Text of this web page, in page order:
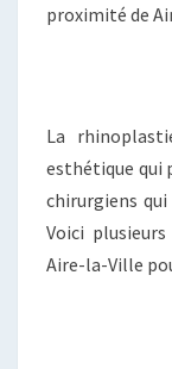
proximité de
La
esthétique qui
chirurgiens
Voici
Aire-la-Ville